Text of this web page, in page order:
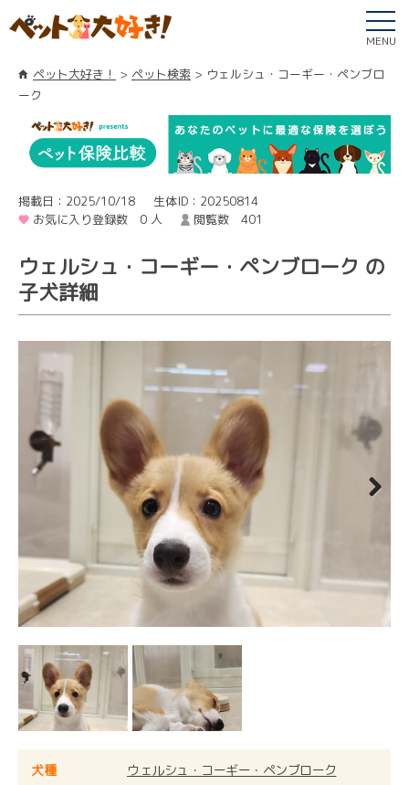
MENU
ペット大好き！ ペット検索
ウェルシュ・コーギー・ペンブロ
ーク
掲載日：2025/10/18
生体ID：20250814
お気に入り登録数 0 人
閲覧数 401
ウェルシュ・コーギー・ペンブローク の
子犬詳細
犬種
ウェルシュ・コーギー・ペンブローク